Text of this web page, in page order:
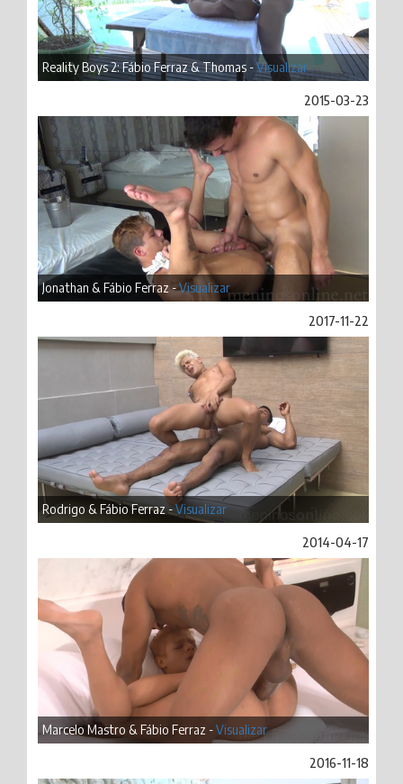
Reality Boys 2: Fábio Ferraz & Thomas -Visualizar
2015-03-23
Jonathan & Fábio Ferraz -Visualizar
2017-11-22
Rodrigo & Fábio Ferraz -Visualizar
2014-04-17
Marcelo Mastro & Fábio Ferraz -Visualizar
2016-11-18